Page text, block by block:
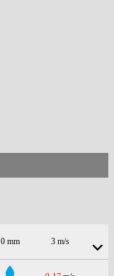
0 mm 3 m/s